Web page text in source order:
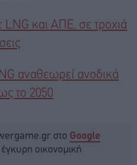
και ΑΠΕ, σε τροχιά
αναθεωρεί ανοδικά
το 2050
στο Google
οικονομική